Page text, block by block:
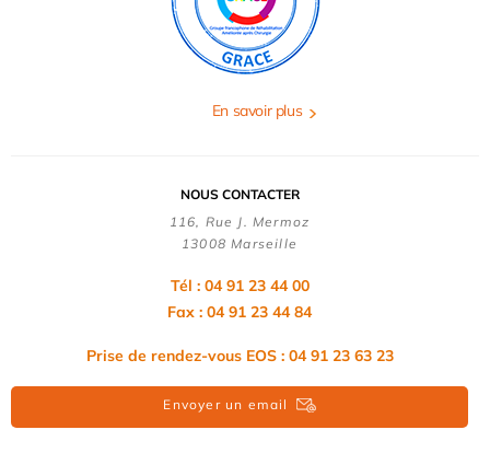
En savoir plus
NOUS CONTACTER
116, Rue J. Mermoz
13008 Marseille
Tél : 04 91 23 44 00
Fax : 04 91 23 44 84
Prise de rendez-vous EOS : 04 91 23 63 23
Envoyer un email